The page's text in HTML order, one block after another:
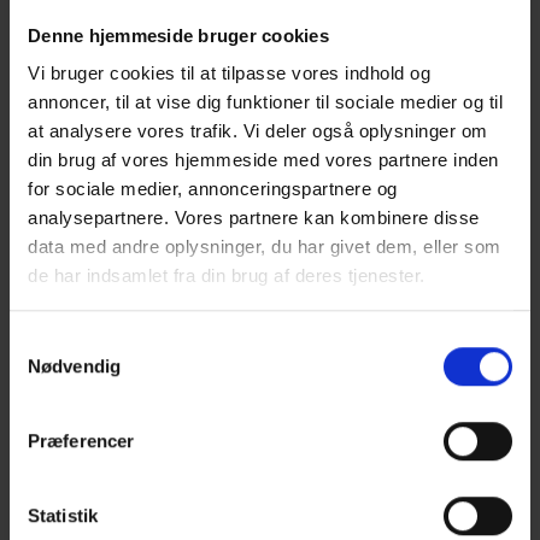
Denne hjemmeside bruger cookies
Vi bruger cookies til at tilpasse vores indhold og
annoncer, til at vise dig funktioner til sociale medier og til
at analysere vores trafik. Vi deler også oplysninger om
din brug af vores hjemmeside med vores partnere inden
for sociale medier, annonceringspartnere og
analysepartnere. Vores partnere kan kombinere disse
data med andre oplysninger, du har givet dem, eller som
de har indsamlet fra din brug af deres tjenester.
Nødvendig
Præferencer
Statistik
har gennemført siden sidste efterår.
Kurset Digital ledelseskultur har taget
udgangspunkt i deltagernes egne
virksomheder og de problemstillinger, de har
stået i. Det har vist sig, at selv om man er i
forskellige brancher, har man ofte de samme
udfordringer med digitalisering. Derfor har
deltagerne haft stort udbytte af at sparre
En af dette års deltagere var Coba Ovne,
Sæby, der beskæftiger sig med salg af ovne til
storkøkkener, institutioner, butikker m.fl. i
har bl.a. brugt kurset og sparringen i